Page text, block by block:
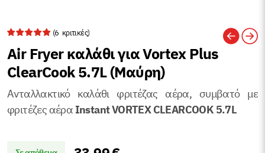
(6 κριτικές)
Air Fryer καλάθι για Vortex Plus
ClearCook 5.7L (Μαύρη)
Ανταλλακτικό καλάθι φριτέζας αέρα, συμβατό με
φριτέζες αέρα Instant VORTEX CLEARCOOK 5.7L